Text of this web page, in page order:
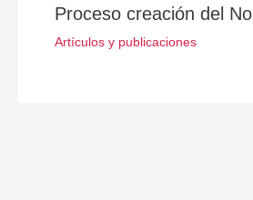
Proceso creación del
Artículos y publicaciones